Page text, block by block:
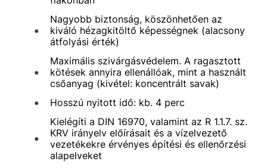
Nagyobb biztonság, köszönhetően az
kiváló hézagkitöltő képességnek (alacsony
átfolyási érték)
Maximális szivárgásvédelem. A ragasztott
kötések annyira ellenállóak, mint a használt
csőanyag (kivétel: koncentrált savak)
Hosszú nyitott idő: kb. 4 perc
Kielégíti a DIN 16970, valamint az R 1.1.7. sz.
KRV irányelv előírásait és a vízelvezető
vezetékekre érvényes építési és ellenőrzési
alapelveket